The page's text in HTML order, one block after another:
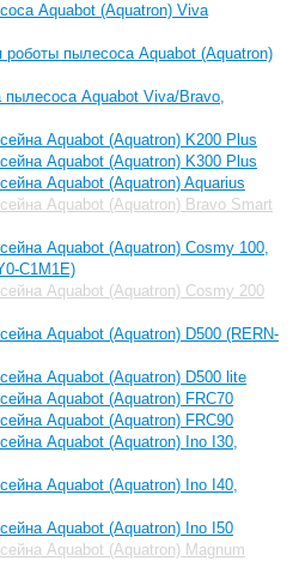
Aquabot (Aquatron) Viva
роботы пылесоса Aquabot (Aquatron)
пылесоса Aquabot Viva/Bravo,
Aquabot (Aquatron) K200 Plus
Aquabot (Aquatron) K300 Plus
Aquabot (Aquatron) Aquarius
Aquabot (Aquatron) Bravo Smart
Aquabot (Aquatron) Cosmy 100,
C1M1E)
Aquabot (Aquatron) Cosmy 200
Aquabot (Aquatron) D500 (RERN-
Aquabot (Aquatron) D500 lite
Aquabot (Aquatron) FRC70
Aquabot (Aquatron) FRC90
Aquabot (Aquatron) Ino I30,
Aquabot (Aquatron) Ino I40,
Aquabot (Aquatron) Ino I50
Aquabot (Aquatron) Magnum